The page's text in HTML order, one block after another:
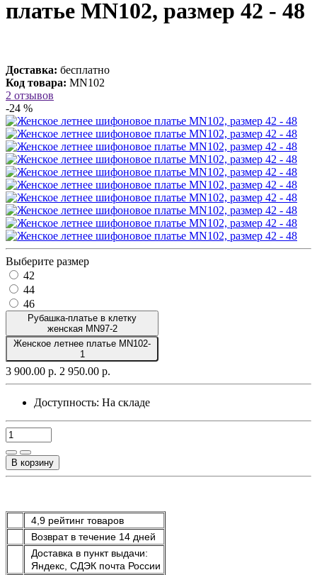
платье MN102, размер 42 - 48
Доставка: бесплатно
Код товара: MN102
2 отзывов
-24 %
Выберите размер
42
44
46
Рубашка-платье в клетку
женская MN97-2
Женское летнее платье MN102-
1
3 900.00 р. 2 950.00 р.
Доступность: На складе
В корзину
4,9 рейтинг товаров
Возврат в течение 14 дней
Доставка в пункт выдачи:
Яндекс, СДЭК почта России